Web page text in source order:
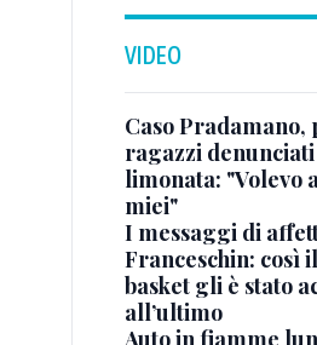
VIDEO
Caso Pradamano,
ragazzi
limonata: "Volevo
miei"
I messaggi di
Franceschin: così
basket gli è stato
all’ultimo
Auto in fiamme